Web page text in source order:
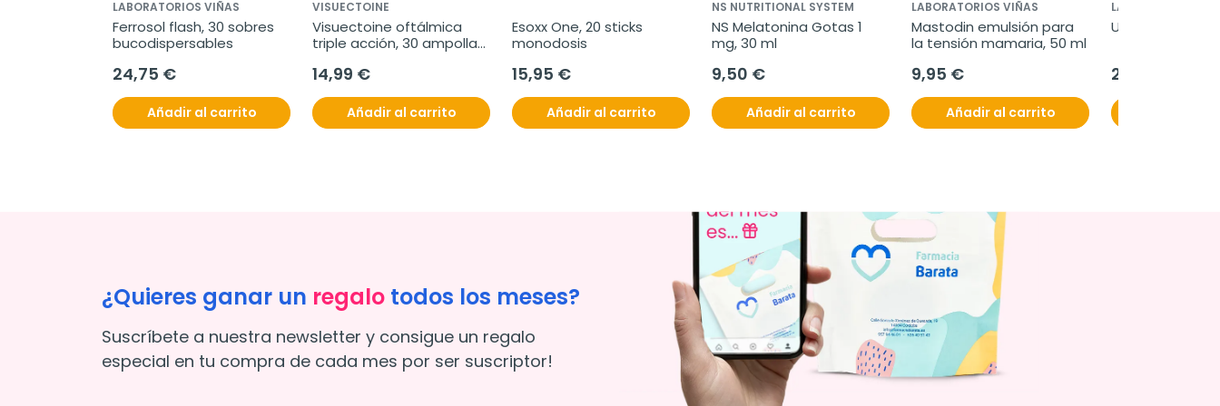
LABORATORIOS VIÑAS
Ferrosol flash, 30 sobres
bucodispersables
24,75 €
Añadir al carrito
VISUECTOINE
Visuectoine oftálmica
triple acción, 30 ampollas
14,99 €
Añadir al carrito
Esoxx One, 20 sticks
monodosis
15,95 €
Añadir al carrito
NS NUTRITIONAL SYSTEM
NS Melatonina Gotas 1
mg, 30 ml
9,50 €
Añadir al carrito
LABORATORIOS VIÑAS
Mastodin emulsión para
la tensión mamaria, 50 ml
9,95 €
Añadir al carrito
LABORATORIOS
Uromil, 90
29,50 €
¿Quieres ganar un regalo todos los meses?
Suscríbete a nuestra newsletter y consigue un regalo
especial en tu compra de cada mes por ser suscriptor!